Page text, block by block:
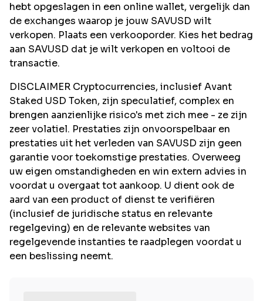
hebt opgeslagen in een online wallet, vergelijk dan
de exchanges waarop je jouw SAVUSD wilt
verkopen. Plaats een verkooporder. Kies het bedrag
aan SAVUSD dat je wilt verkopen en voltooi de
transactie.
DISCLAIMER Cryptocurrencies, inclusief Avant
Staked USD Token, zijn speculatief, complex en
brengen aanzienlijke risico's met zich mee - ze zijn
zeer volatiel. Prestaties zijn onvoorspelbaar en
prestaties uit het verleden van SAVUSD zijn geen
garantie voor toekomstige prestaties. Overweeg
uw eigen omstandigheden en win extern advies in
voordat u overgaat tot aankoop. U dient ook de
aard van een product of dienst te verifiëren
(inclusief de juridische status en relevante
regelgeving) en de relevante websites van
regelgevende instanties te raadplegen voordat u
een beslissing neemt.